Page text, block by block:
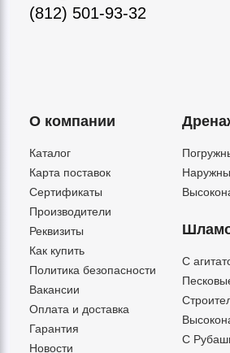
(812) 501-93-32
О компании
Каталог
Карта поставок
Сертификаты
Производители
Реквизиты
Как купить
Политика безопасности
Вакансии
Оплата и доставка
Гарантия
Новости
C
С